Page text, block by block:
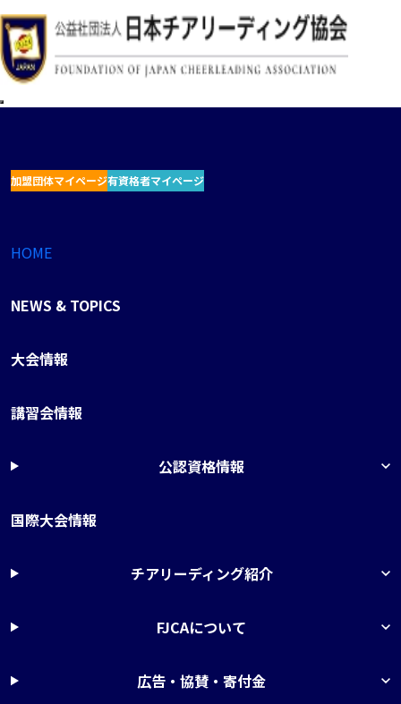
加盟団体マイページ有資格者マイページ
HOME
NEWS & TOPICS
大会情報
講習会情報
公認資格情報
国際大会情報
チアリーディング紹介
FJCAについて
広告・協賛・寄付金